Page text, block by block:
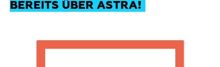
BEREITS ÜBER ASTRA!